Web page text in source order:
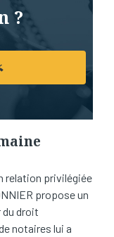
?
relation privilégiée
propose un
droit
notaires lui a